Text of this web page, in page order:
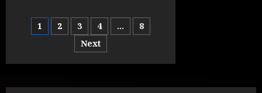
1 2 3 4 …
8
Next